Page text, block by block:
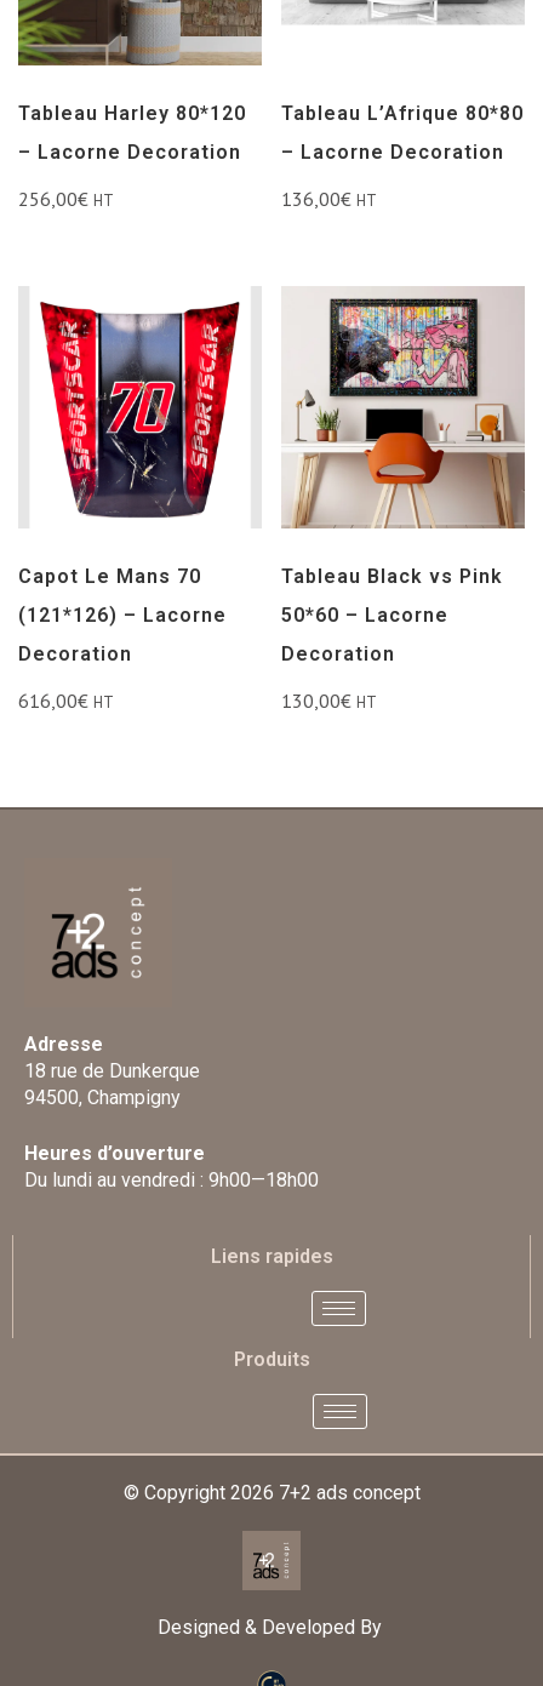
Tableau Harley 80*120
– Lacorne Decoration
256,00€ HT
Tableau L’Afrique 80*80
– Lacorne Decoration
136,00€ HT
Capot Le Mans 70
(121*126) – Lacorne
Decoration
616,00€ HT
Tableau Black vs Pink
50*60 – Lacorne
Decoration
130,00€ HT
Adresse
18 rue de Dunkerque
94500, Champigny
Heures d’ouverture
Du lundi au vendredi : 9h00—18h00
Liens rapides
Produits
© Copyright 2026 7+2 ads concept
Designed & Developed By